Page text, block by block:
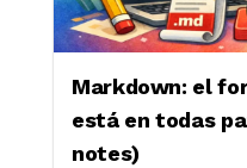
Markdown: el
está en todas
notes)